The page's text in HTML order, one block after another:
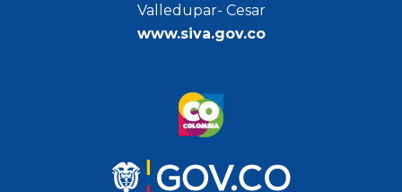
Valledupar- Cesar
www.siva.gov.co